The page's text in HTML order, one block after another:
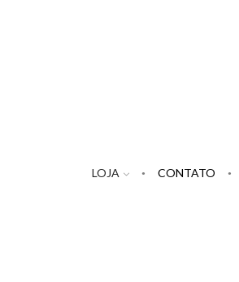
LOJA CONTATO